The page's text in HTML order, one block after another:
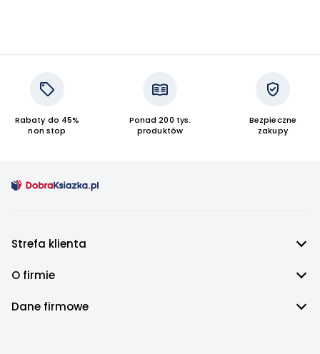
Rabaty do 45%
non stop
Ponad 200 tys.
produktów
Bezpieczne
zakupy
Strefa klienta
O firmie
Dane firmowe